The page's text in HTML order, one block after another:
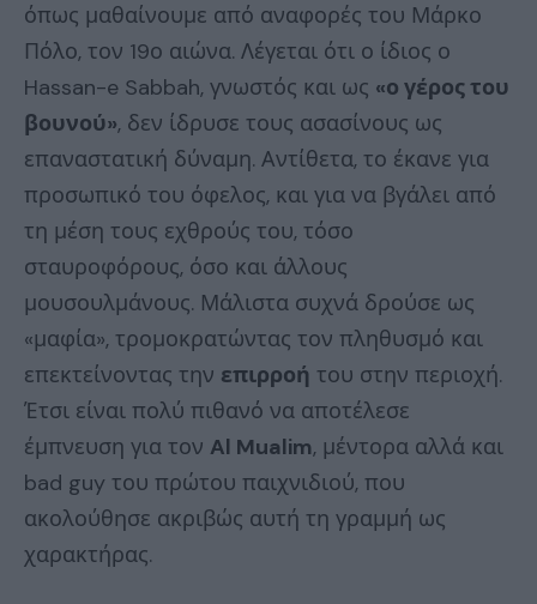
όπως μαθαίνουμε από αναφορές του Μάρκο
Πόλο, τον 19ο αιώνα. Λέγεται ότι ο ίδιος ο
Hassan-e Sabbah, γνωστός και ως «ο γέρος του
βουνού», δεν ίδρυσε τους ασασίνους ως
επαναστατική δύναμη. Αντίθετα, το έκανε για
προσωπικό του όφελος, και για να βγάλει από
τη μέση τους εχθρούς του, τόσο
σταυροφόρους, όσο και άλλους
μουσουλμάνους. Μάλιστα συχνά δρούσε ως
«μαφία», τρομοκρατώντας τον πληθυσμό και
επεκτείνοντας την επιρροή του στην περιοχή.
Έτσι είναι πολύ πιθανό να αποτέλεσε
έμπνευση για τον Al Mualim, μέντορα αλλά και
bad guy του πρώτου παιχνιδιού, που
ακολούθησε ακριβώς αυτή τη γραμμή ως
χαρακτήρας.